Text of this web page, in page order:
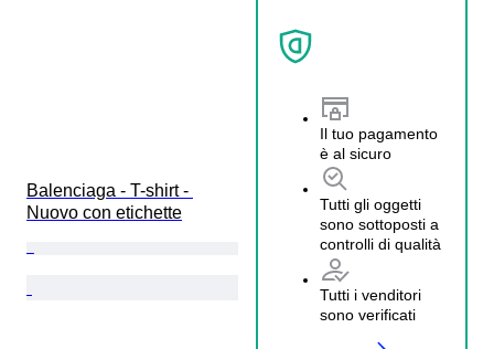
Il tuo pagamento
è al sicuro
Tutti gli oggetti
sono sottoposti a
controlli di qualità
Tutti i venditori
sono verificati
Balenciaga - T-shirt -
Nuovo con etichette